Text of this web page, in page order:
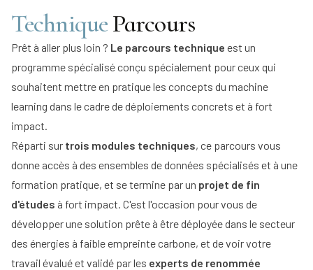
TechniqueParcours
Prêt à aller plus loin ? Le parcours technique est un
programme spécialisé conçu spécialement pour ceux qui
souhaitent mettre en pratique les concepts du machine
learning dans le cadre de déploiements concrets et à fort
impact.
Réparti sur trois modules techniques, ce parcours vous
donne accès à des ensembles de données spécialisés et à une
formation pratique, et se termine par un projet de fin
d'études à fort impact. C'est l'occasion pour vous de
développer une solution prête à être déployée dans le secteur
des énergies à faible empreinte carbone, et de voir votre
travail évalué et validé par les experts de renommée